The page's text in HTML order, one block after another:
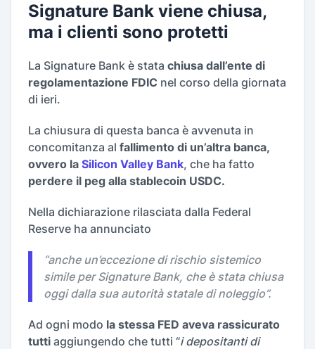
Signature Bank viene chiusa,
ma i clienti sono protetti
La Signature Bank è stata chiusa dall’ente di
regolamentazione FDIC nel corso della giornata
di ieri.
La chiusura di questa banca è avvenuta in
concomitanza al fallimento di un’altra banca,
ovvero la Silicon Valley Bank, che ha fatto
perdere il peg alla stablecoin USDC.
Nella dichiarazione rilasciata dalla Federal
Reserve ha annunciato
“anche un’eccezione di rischio sistemico
simile per Signature Bank, che è stata chiusa
oggi dalla sua autorità statale di noleggio”.
Ad ogni modo la stessa FED aveva rassicurato
tutti aggiungendo che tutti “i depositanti di